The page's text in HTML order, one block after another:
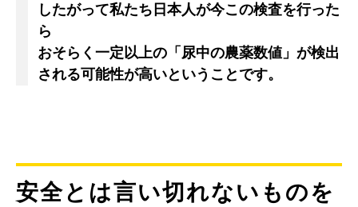
したがって私たち日本人が今この検査を行った
ら
おそらく一定以上の「尿中の農薬数値」が検出
される可能性が高いということです。
安全とは言い切れないものを